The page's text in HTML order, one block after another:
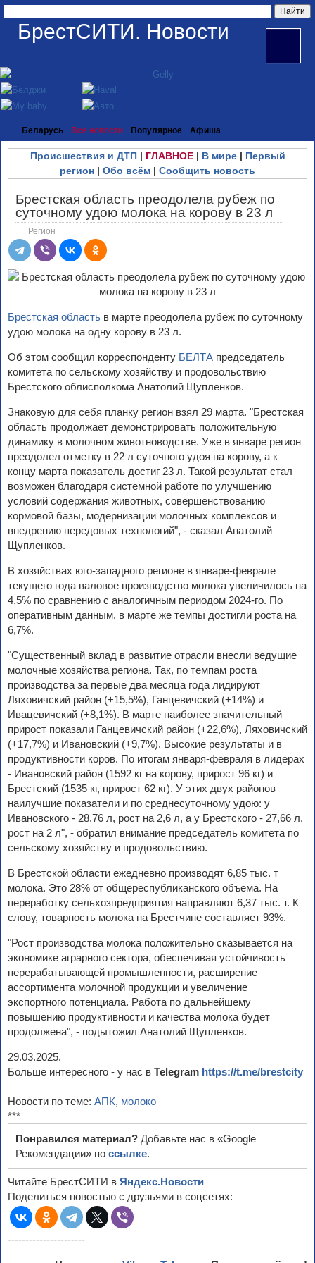
БрестСИТИ. Новости
Беларусь Все новости Популярное Афиша
Происшествия и ДТП| ГЛАВНОЕ| В мире| Первый
регион | Обо всём | Сообщить новость
Брестская область преодолела рубеж по
суточному удою молока на корову в 23 л
Регион
Брестская область в марте преодолела рубеж по суточному
удою молока на одну корову в 23 л.
Об этом сообщил корреспонденту БЕЛТА председатель
комитета по сельскому хозяйству и продовольствию
Брестского облисполкома Анатолий Щупленков.
Знаковую для себя планку регион взял 29 марта. "Брестская
область продолжает демонстрировать положительную
динамику в молочном животноводстве. Уже в январе регион
преодолел отметку в 22 л суточного удоя на корову, а к
концу марта показатель достиг 23 л. Такой результат стал
возможен благодаря системной работе по улучшению
условий содержания животных, совершенствованию
кормовой базы, модернизации молочных комплексов и
внедрению передовых технологий", - сказал Анатолий
Щупленков.
В хозяйствах юго-западного регионе в январе-феврале
текущего года валовое производство молока увеличилось на
4,5% по сравнению с аналогичным периодом 2024-го. По
оперативным данным, в марте же темпы достигли роста на
6,7%.
"Существенный вклад в развитие отрасли внесли ведущие
молочные хозяйства региона. Так, по темпам роста
производства за первые два месяца года лидируют
Ляховичский район (+15,5%), Ганцевичский (+14%) и
Ивацевичский (+8,1%). В марте наиболее значительный
прирост показали Ганцевичский район (+22,6%), Ляховичский
(+17,7%) и Ивановский (+9,7%). Высокие результаты и в
продуктивности коров. По итогам января-февраля в лидерах
- Ивановский район (1592 кг на корову, прирост 96 кг) и
Брестский (1535 кг, прирост 62 кг). У этих двух районов
наилучшие показатели и по среднесуточному удою: у
Ивановского - 28,76 л, рост на 2,6 л, а у Брестского - 27,66 л,
рост на 2 л", - обратил внимание председатель комитета по
сельскому хозяйству и продовольствию.
В Брестской области ежедневно производят 6,85 тыс. т
молока. Это 28% от общереспубликанского объема. На
переработку сельхозпредприятия направляют 6,37 тыс. т. К
слову, товарность молока на Брестчине составляет 93%.
"Рост производства молока положительно сказывается на
экономике аграрного сектора, обеспечивая устойчивость
перерабатывающей промышленности, расширение
ассортимента молочной продукции и увеличение
экспортного потенциала. Работа по дальнейшему
повышению продуктивности и качества молока будет
продолжена", - подытожил Анатолий Щупленков.
29.03.2025.
Больше интересного - у нас в Telegram https://t.me/brestcity
Новости по теме: АПК, молоко
***
Понравился материал? Добавьте нас в «Google
Рекомендации» по ссылке.
Читайте БрестСИТИ в Яндекс.Новости
Поделиться новостью с друзьями в соцсетях:
----------------------